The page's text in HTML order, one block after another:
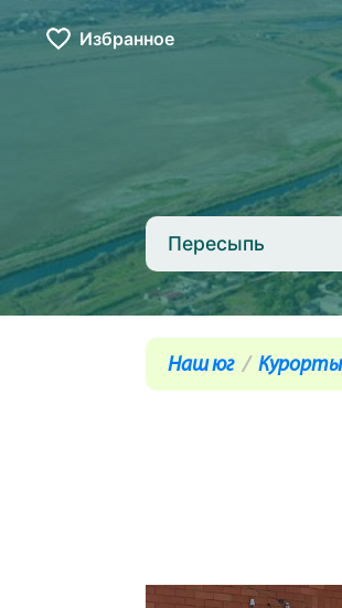
Избранное
Пересыпь
Наш юг Курорты